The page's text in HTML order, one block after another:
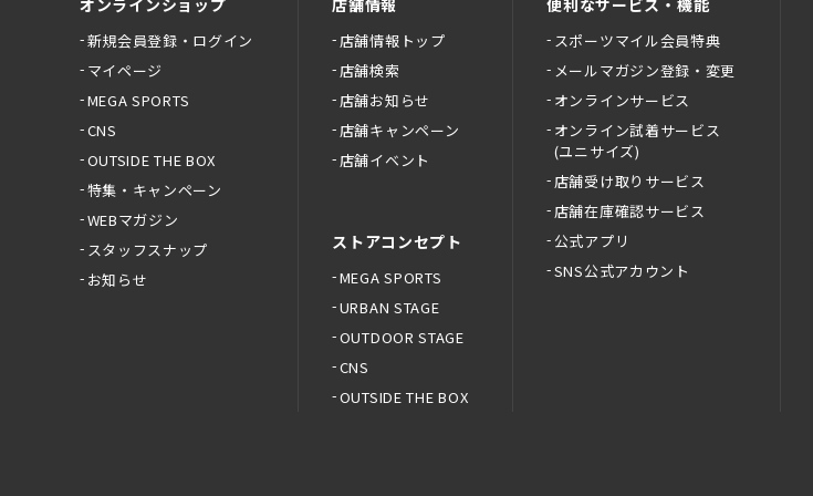
オンラインショップ
新規会員登録・ログイン
マイページ
MEGA SPORTS
CNS
OUTSIDE THE BOX
特集・キャンペーン
WEBマガジン
スタッフスナップ
お知らせ
店舗情報
店舗情報トップ
店舗検索
店舗お知らせ
店舗キャンペーン
店舗イベント
ストアコンセプト
MEGA SPORTS
URBAN STAGE
OUTDOOR STAGE
CNS
OUTSIDE THE BOX
便利なサービス・機能
スポーツマイル会員特典
メールマガジン登録・変更
オンラインサービス
オンライン試着サービス
(ユニサイズ)
店舗受け取りサービス
店舗在庫確認サービス
公式アプリ
SNS公式アカウント